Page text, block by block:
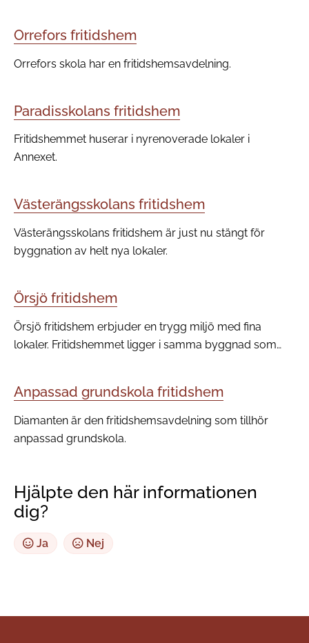
både tidsmässigt och innehållsmässigt.
Orrefors fritidshem
Orrefors skola har en fritidshemsavdelning.
Paradisskolans fritidshem
Fritidshemmet huserar i nyrenoverade lokaler i
Annexet.
Västerängsskolans fritidshem
Västerängsskolans fritidshem är just nu stängt för
byggnation av helt nya lokaler.
Örsjö fritidshem
Örsjö fritidshem erbjuder en trygg miljö med fina
lokaler. Fritidshemmet ligger i samma byggnad som
Anpassad grundskola fritidshem
Diamanten är den fritidshemsavdelning som tillhör
anpassad grundskola.
Hjälpte den här informationen
dig?
Ja Nej